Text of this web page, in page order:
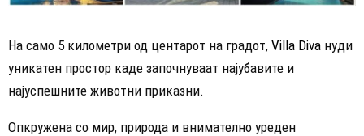
На само 5 километри од центарот на градот, Villa Diva нуди
уникатен простор каде започнуваат најубавите и
најуспешните животни приказни.
Опкружена со мир, природа и внимателно уреден